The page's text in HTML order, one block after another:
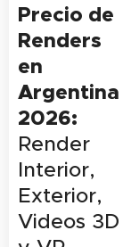
Precio de
Renders
en
Argentina
2026:
Render
Interior,
Exterior,
Videos 3D